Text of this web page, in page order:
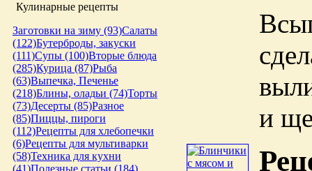
Кулинарные рецепты
Заготовки на зиму (93)Салаты
(122)Бутерброды, закуски
(111)Супы (100)Вторые блюда
(285)Курица (87)Рыба
(63)Выпечка, Печенье
(218)Блины, оладьи (74)Торты
(73)Десерты (85)Разное
(85)Пиццы, пироги
(112)Рецепты для хлебопечки
(6)Рецепты для мультиварки
(58)Техника для кухни
(41)Полезные статьи (184)
и